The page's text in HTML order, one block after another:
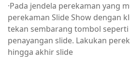
·Pada jendela perekaman yang
perekaman Slide Show dengan
tekan sembarang tombol
penayangan slide. Lakukan
hingga akhir slide